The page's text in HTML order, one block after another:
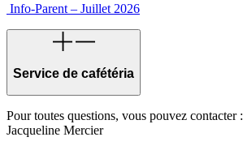
Info-Parent – Juillet 2026
Service de cafétéria
Pour toutes questions, vous pouvez contacter :
Jacqueline Mercier